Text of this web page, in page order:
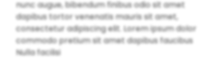
nunc augue, bibendum finibus odio sit amet
dapibus tortor venenatis mauris sit amet,
consectetur adipiscing elit. Lorem ipsum dolor
commodo pretium sit amet dapibus faucibus
Nulla facilisi